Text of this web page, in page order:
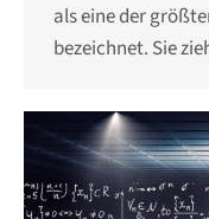
als eine der
bezeichnet. Sie